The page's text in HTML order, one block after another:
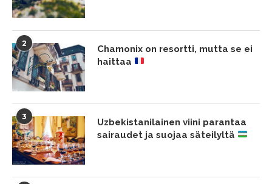
2
Chamonix on resortti, mutta se ei
haittaa
3
Uzbekistanilainen viini parantaa
sairaudet ja suojaa säteilyltä